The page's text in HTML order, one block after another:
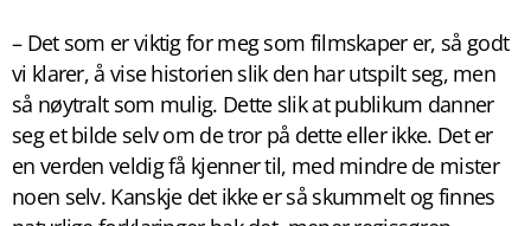
– Det som er viktig for meg som filmskaper er, så godt
vi klarer, å vise historien slik den har utspilt seg, men
så nøytralt som mulig. Dette slik at publikum danner
seg et bilde selv om de tror på dette eller ikke. Det er
en verden veldig få kjenner til, med mindre de mister
noen selv. Kanskje det ikke er så skummelt og finnes